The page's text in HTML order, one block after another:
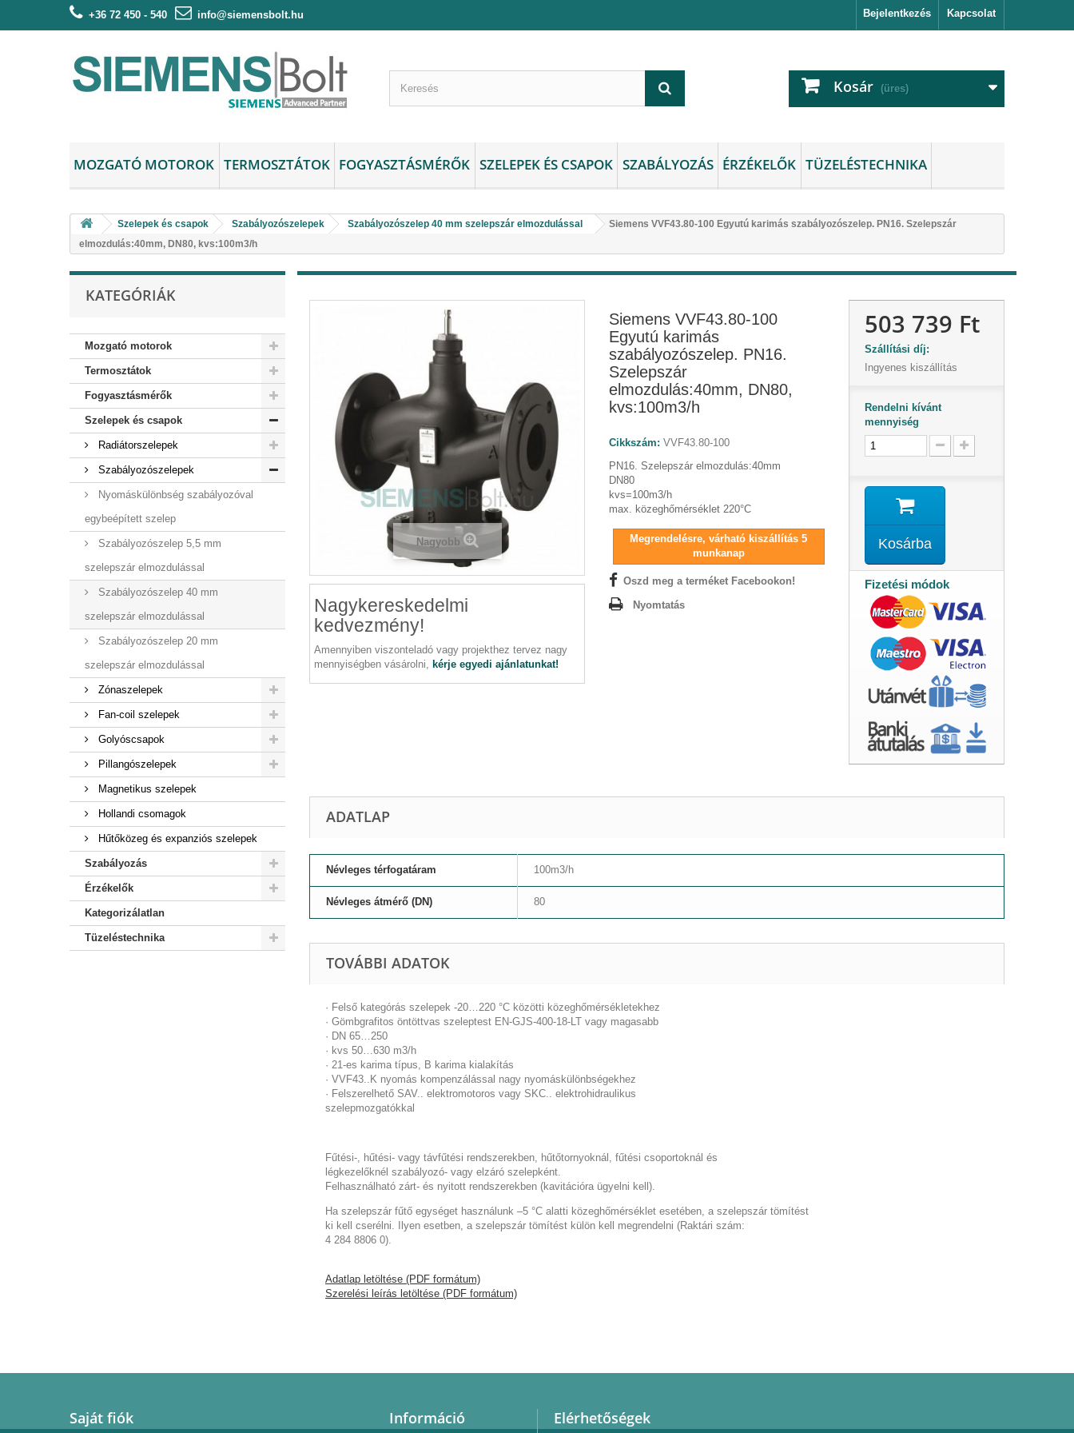
Kapcsolat
+36 72 450 - 540 info@siemensbolt.hu Bejelentkezés
Kosár (üres)
MOZGATÓ MOTOROK TERMOSZTÁTOK FOGYASZTÁSMÉRŐK SZELEPEK ÉS CSAPOK SZABÁLYOZÁS ÉRZÉKELŐK TÜZELÉSTECHNIKA
Szelepek és csapok Szabályozószelepek Szabályozószelep 40 mm szelepszár elmozdulással
Siemens VVF43.80-100 Egyutú karimás szabályozószelep. PN16. Szelepszár
elmozdulás:40mm, DN80, kvs:100m3/h
KATEGÓRIÁK
Mozgató motorok
Termosztátok
Fogyasztásmérők
Szelepek és csapok
Radiátorszelepek
Szabályozószelepek
Nyomáskülönbség szabályozóval
egybeépített szelep
Szabályozószelep 5,5 mm
szelepszár elmozdulással
Szabályozószelep 40 mm
szelepszár elmozdulással
Szabályozószelep 20 mm
szelepszár elmozdulással
Zónaszelepek
Fan-coil szelepek
Golyóscsapok
Pillangószelepek
Magnetikus szelepek
Hollandi csomagok
Hűtőközeg és expanziós szelepek
Szabályozás
Érzékelők
Kategorizálatlan
Tüzeléstechnika
Nagyobb
Nagykereskedelmi
kedvezmény!
Amennyiben viszonteladó vagy projekthez tervez nagy
mennyiségben vásárolni, kérje egyedi ajánlatunkat!
Siemens VVF43.80-100
Egyutú karimás
szabályozószelep. PN16.
Szelepszár
elmozdulás:40mm, DN80,
kvs:100m3/h
Cikkszám: VVF43.80-100
PN16. Szelepszár elmozdulás:40mm
DN80
kvs=100m3/h
max. közeghőmérséklet 220°C
Megrendelésre, várható kiszállítás 5
munkanap
Oszd meg a terméket Facebookon!
Nyomtatás
503 739 Ft
Szállítási díj:
Ingyenes kiszállítás
Rendelni kívánt
mennyiség
Kosárba
Fizetési módok
ADATLAP
Névleges térfogatáram 100m3/h
Névleges átmérő (DN) 80
TOVÁBBI ADATOK
· Felső kategórás szelepek -20…220 °C közötti közeghőmérsékletekhez
· Gömbgrafitos öntöttvas szeleptest EN-GJS-400-18-LT vagy magasabb
· DN 65…250
· kvs 50…630 m3/h
· 21-es karima típus, B karima kialakítás
· VVF43..K nyomás kompenzálással nagy nyomáskülönbségekhez
· Felszerelhető SAV.. elektromotoros vagy SKC.. elektrohidraulikus
szelepmozgatókkal
Fűtési-, hűtési- vagy távfűtési rendszerekben, hűtőtornyoknál, fűtési csoportoknál és
légkezelőknél szabályozó- vagy elzáró szelepként.
Felhasználható zárt- és nyitott rendszerekben (kavitációra ügyelni kell).
Ha szelepszár fűtő egységet használunk –5 °C alatti közeghőmérséklet esetében, a szelepszár tömítést
ki kell cserélni. Ilyen esetben, a szelepszár tömítést külön kell megrendelni (Raktári szám:
4 284 8806 0).
Adatlap letöltése (PDF formátum)
Szerelési leírás letöltése (PDF formátum)
Saját fiók Információ Elérhetőségek